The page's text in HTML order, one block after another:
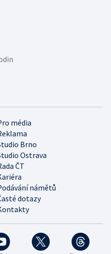
média
Brno
Ostrava
ČT
námětů
dotazy